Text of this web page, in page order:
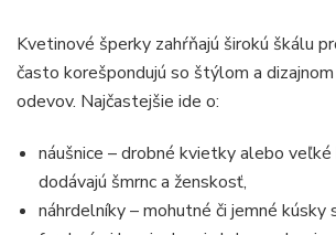
Kvetinové šperky zahŕňajú širokú škálu
často korešpondujú so štýlom a
odevov. Najčastejšie ide o:
náušnice – drobné kvietky alebo
dodávajú šmrnc a ženskosť,
náhrdelníky – mohutné či jemné kúsky